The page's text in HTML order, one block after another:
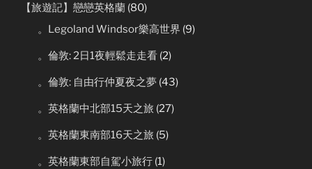
【旅遊記】戀戀英格蘭 (80)
。Legoland Windsor樂高世界 (9)
。倫敦: 2日1夜輕鬆走走看 (2)
。倫敦: 自由行仲夏夜之夢 (43)
。英格蘭中北部15天之旅 (27)
。英格蘭東南部16天之旅 (5)
。英格蘭東部自駕小旅行 (1)